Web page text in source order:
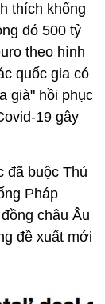
thích khổng
đó 500 tỷ
theo hình
quốc gia có
già" hồi phục
19 gây
đã buộc Thủ
Pháp
châu Âu
đề xuất mới